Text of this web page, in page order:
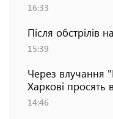
16:33
Після обстрілів
15:39
Через влучання
Харкові просять
14:46